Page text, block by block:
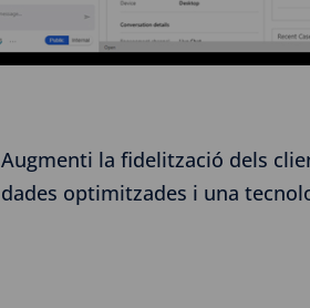
Augmenti la fidelització dels
dades optimitzades i una